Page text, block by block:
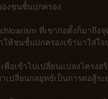
งชนชั้นปกครอง
ที่เขาก่อตั้งก็มาถึง
ห้ชนชั้นปกครองเข้ามาใส่ใ
พื่อเข้าไปเปลี่ยนแปลงโคร
ปลี่ยนกลยุทธ์เป็นการต่อสู้ระ